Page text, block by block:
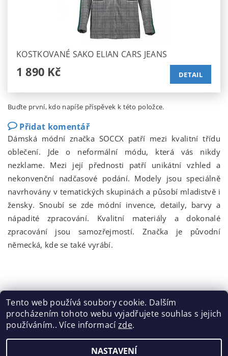
KOSTKOVANÉ SAKO ELIAN CARS JEANS
1 890 Kč DETAIL
Buďte první, kdo napíše příspěvek k této položce.
Přidat komentář
Dámská módní značka SOCCX patří mezi kvalitní třídu
oblečení. Jde o neformální módu, která vás nikdy
nezklame. Mezi její přednosti patří unikátní vzhled a
nekonvenční nadčasové podání. Modely jsou speciálně
navrhovány v tematických skupinách a působí mladistvě i
žensky. Snoubí se zde módní invence, detaily, barvy a
nápadité zpracování. Kvalitní materiály a dokonalé
zpracování jsou samozřejmostí. Značka je původní
německá, kde se také vyrábí.
Tabulka velikostí | Doprava a Platba | Blog |
Podmínky ochrany osobních údajů |
Výměna / vrácení zboží
Tento web používá soubory cookie. Dalším
procházením tohoto webu vyjadřujete souhlas s jejich
používáním.. Více informacízde.
NASTAVENÍ